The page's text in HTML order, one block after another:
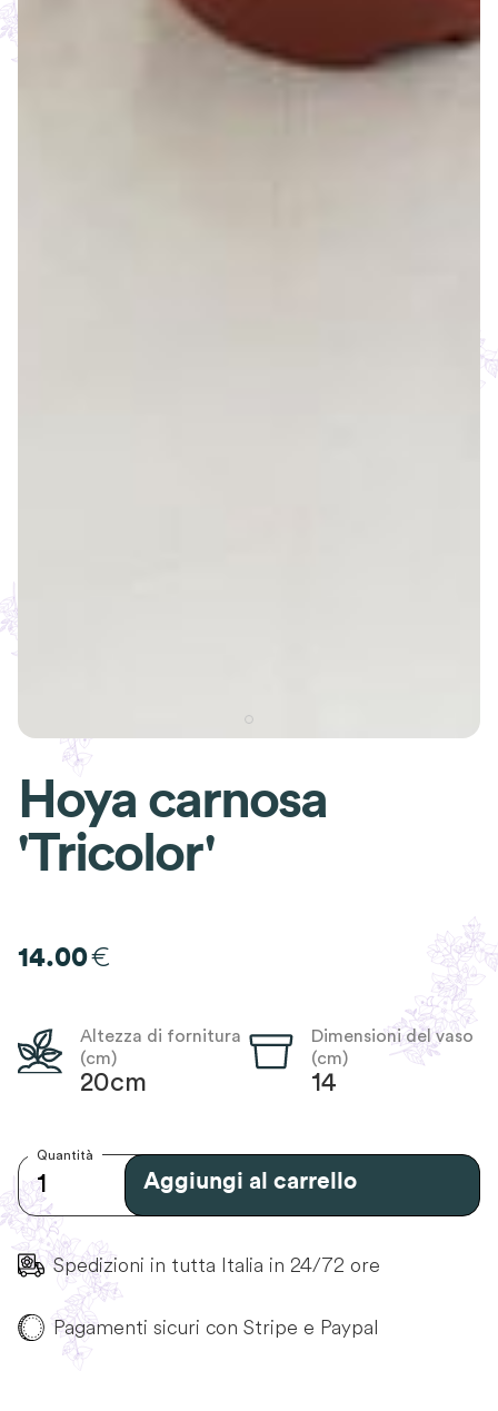
Hoya carnosa
'Tricolor'
14.00€
Altezza di fornitura
(cm)
20cm
Dimensioni del vaso
(cm)
14
Quantità
Aggiungi al carrello
Spedizioni in tutta Italia in 24/72 ore
Pagamenti sicuri con Stripe e Paypal